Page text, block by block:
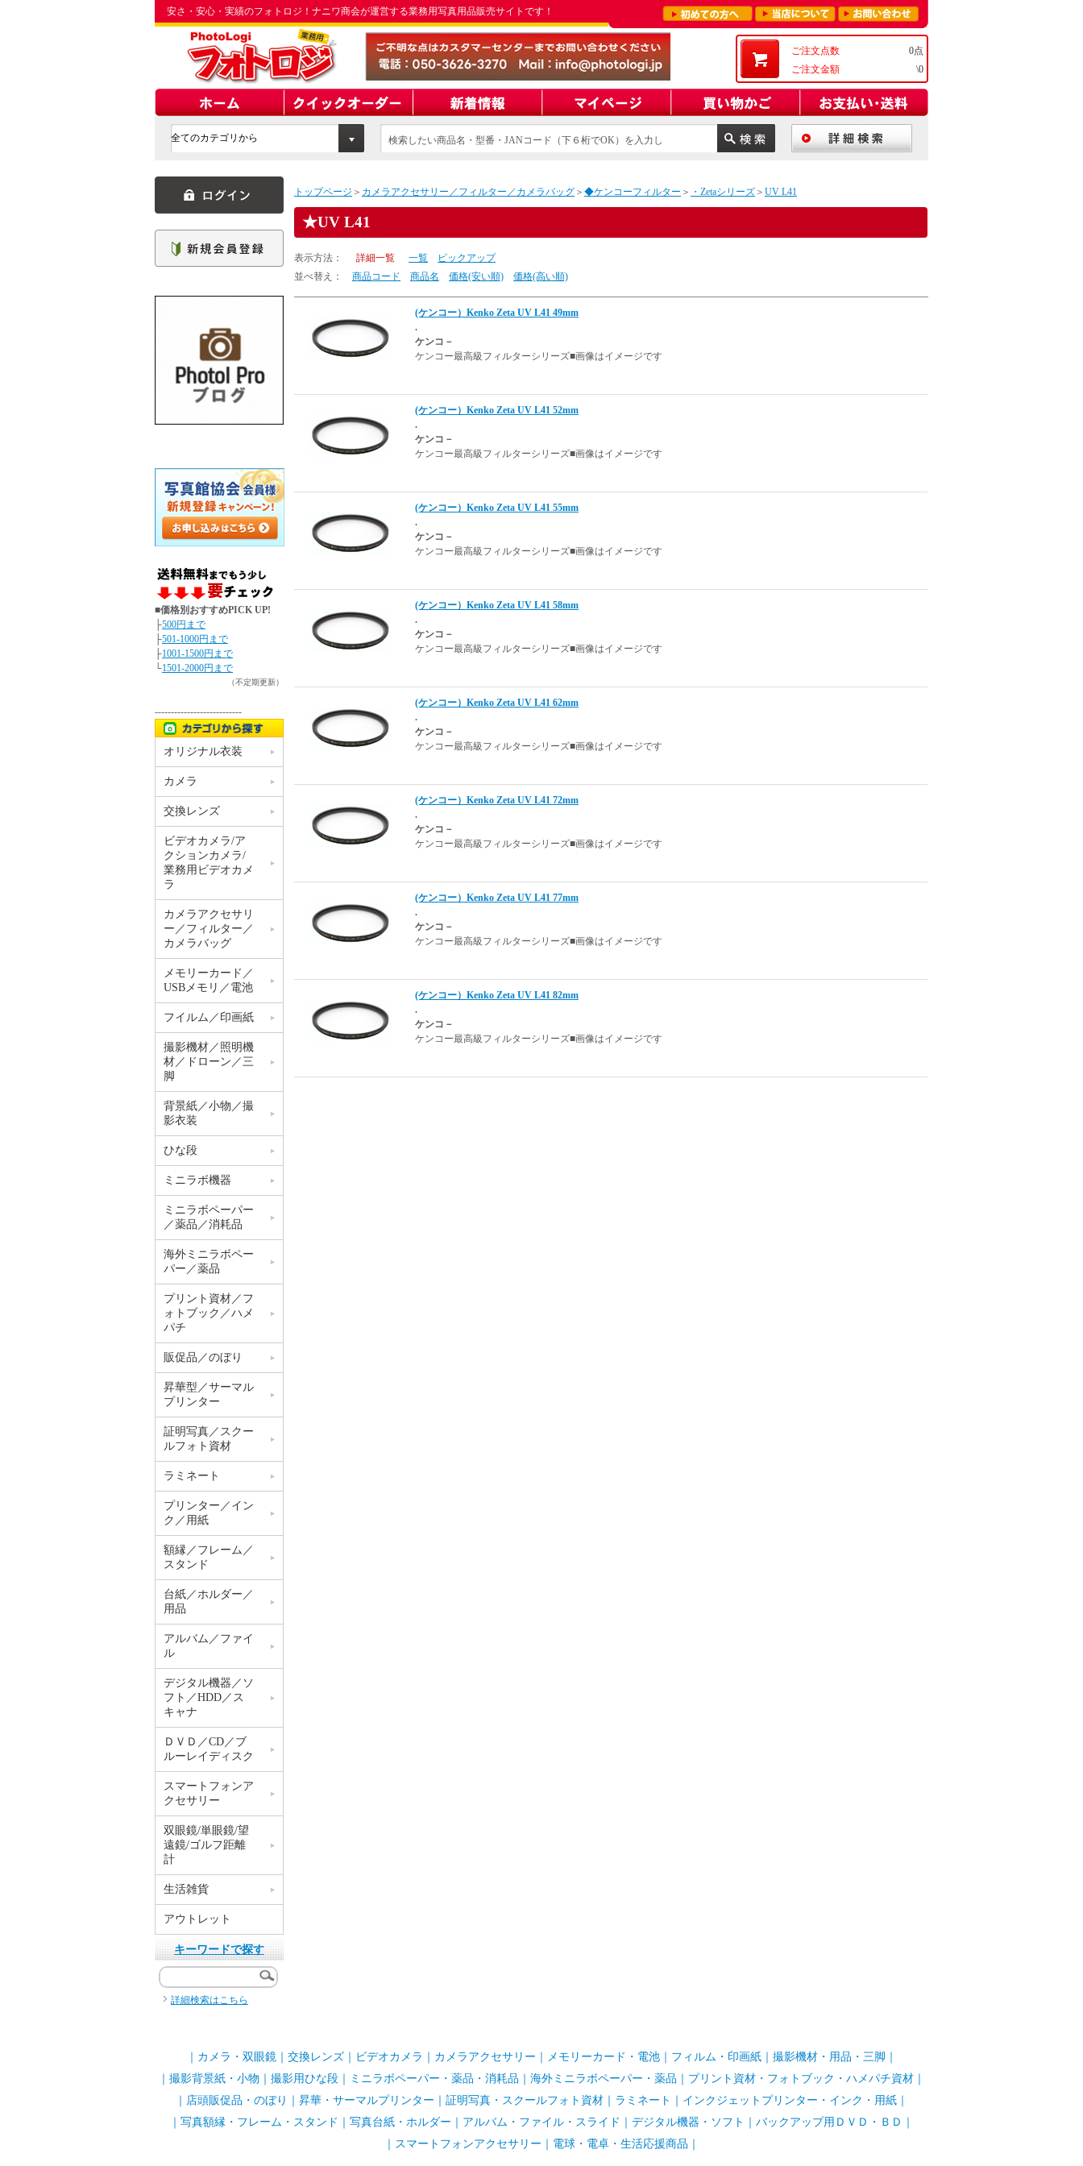
安さ・安心・実績のフォトロジ！ナニワ商会が運営する業務用写真用品販売サイトです！
ご注文点数
0点
ご注文金額
\0
検索したい商品名・型番・JANコード（下６桁でOK）を入力し
トップページ ＞ カメラアクセサリー／フィルター／カメラバッグ ＞ ◆ケンコーフィルター ＞ ・Zetaシリーズ ＞ UV L41
UV L41
表示方法： 詳細一覧 一覧
ピックアップ
並べ替え：
商品コード 商品名 価格(安い順) 価格(高い順)
(ケンコー）Kenko Zeta UV L41 49mm
.
ケンコ－
ケンコー最高級フィルターシリーズ■画像はイメージです
(ケンコー）Kenko Zeta UV L41 52mm
.
ケンコ－
ケンコー最高級フィルターシリーズ■画像はイメージです
(ケンコー）Kenko Zeta UV L41 55mm
.
ケンコ－
ケンコー最高級フィルターシリーズ■画像はイメージです
(ケンコー）Kenko Zeta UV L41 58mm
.
ケンコ－
ケンコー最高級フィルターシリーズ■画像はイメージです
(ケンコー）Kenko Zeta UV L41 62mm
.
ケンコ－
ケンコー最高級フィルターシリーズ■画像はイメージです
(ケンコー）Kenko Zeta UV L41 72mm
.
ケンコ－
ケンコー最高級フィルターシリーズ■画像はイメージです
(ケンコー）Kenko Zeta UV L41 77mm
.
ケンコ－
ケンコー最高級フィルターシリーズ■画像はイメージです
(ケンコー）Kenko Zeta UV L41 82mm
.
ケンコ－
ケンコー最高級フィルターシリーズ■画像はイメージです
■価格別おすすめPICK UP!
├500円まで
├501-1000円まで
├1001-1500円まで
└1501-2000円まで
（不定期更新）
---------------------------
オリジナル衣装
カメラ
交換レンズ
ビデオカメラ/ア
クションカメラ/
業務用ビデオカメ
ラ
カメラアクセサリ
ー／フィルター／
カメラバッグ
メモリーカード／
USBメモリ／電池
フイルム／印画紙
撮影機材／照明機
材／ドローン／三
脚
背景紙／小物／撮
影衣装
ひな段
ミニラボ機器
ミニラボペーパー
／薬品／消耗品
海外ミニラボペー
パー／薬品
プリント資材／フ
ォトブック／ハメ
パチ
販促品／のぼり
昇華型／サーマル
プリンター
証明写真／スクー
ルフォト資材
ラミネート
プリンター／イン
ク／用紙
額縁／フレーム／
スタンド
台紙／ホルダー／
用品
アルバム／ファイ
ル
デジタル機器／ソ
フト／HDD／ス
キャナ
ＤＶＤ／CD／ブ
ルーレイディスク
スマートフォンア
クセサリー
双眼鏡/単眼鏡/望
遠鏡/ゴルフ距離
計
生活雑貨
アウトレット
キーワードで探す
詳細検索はこちら
カメラ・双眼鏡 交換レンズ ビデオカメラ カメラアクセサリー メモリーカード・電池 フィルム・印画紙 撮影機材・用品・三脚
撮影背景紙・小物 撮影用ひな段 ミニラボペーパー・薬品・消耗品 海外ミニラボペーパー・薬品 プリント資材・フォトブック・ハメパチ資材
店頭販促品・のぼり 昇華・サーマルプリンター 証明写真・スクールフォト資材 ラミネート インクジェットプリンター・インク・用紙
写真額縁・フレーム・スタンド 写真台紙・ホルダー アルバム・ファイル・スライド デジタル機器・ソフト バックアップ用ＤＶＤ・ＢＤ
スマートフォンアクセサリー 電球・電卓・生活応援商品｜